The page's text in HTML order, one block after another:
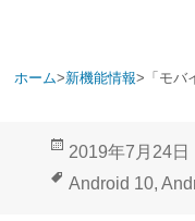
ホーム>新機能情報> 「モ
投
稿
2019年7月24日
タ
Android 10,